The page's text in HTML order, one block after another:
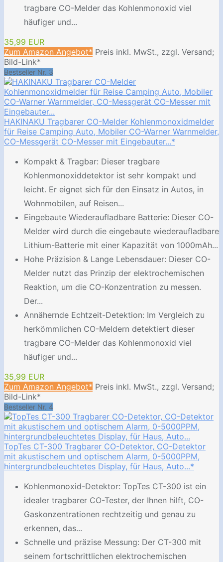
tragbare CO-Melder das Kohlenmonoxid viel
häufiger und...
35,99 EUR
Zum Amazon Angebot* Preis inkl. MwSt., zzgl. Versand;
Bild-Link*
Bestseller Nr. 3
HAKINAKU Tragbarer CO-Melder Kohlenmonoxidmelder
für Reise Camping Auto, Mobiler CO-Warner Warnmelder,
CO-Messgerät CO-Messer mit Eingebauter...*
Kompakt & Tragbar: Dieser tragbare
Kohlenmonoxiddetektor ist sehr kompakt und
leicht. Er eignet sich für den Einsatz in Autos, in
Wohnmobilen, auf Reisen...
Eingebaute Wiederaufladbare Batterie: Dieser CO-
Melder wird durch die eingebaute wiederaufladbare
Lithium-Batterie mit einer Kapazität von 1000mAh...
Hohe Präzision & Lange Lebensdauer: Dieser CO-
Melder nutzt das Prinzip der elektrochemischen
Reaktion, um die CO-Konzentration zu messen.
Der...
Annähernde Echtzeit-Detektion: Im Vergleich zu
herkömmlichen CO-Meldern detektiert dieser
tragbare CO-Melder das Kohlenmonoxid viel
häufiger und...
35,99 EUR
Zum Amazon Angebot* Preis inkl. MwSt., zzgl. Versand;
Bild-Link*
Bestseller Nr. 4
TopTes CT-300 Tragbarer CO-Detektor, CO-Detektor
mit akustischem und optischem Alarm, 0-5000PPM,
hintergrundbeleuchtetes Display, für Haus, Auto...*
Kohlenmonoxid-Detektor: TopTes CT-300 ist ein
idealer tragbarer CO-Tester, der Ihnen hilft, CO-
Gaskonzentrationen rechtzeitig und genau zu
erkennen, das...
Schnelle und präzise Messung: Der CT-300 mit
seinem fortschrittlichen elektrochemischen